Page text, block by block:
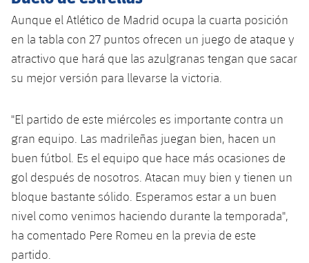
Servicios Médicos
Accesibilidad
Acreditaciones
Instalaciones
SUB8 A
SUB8 B
Fotos
Historia
Fotos
Infantil A
Infantil B
Calendario
Entradas
Resultados
Jugadors
Fotos
Palmarés
Calendario
Resultados
Jugadores
Clasificaciones
Base
plusicon
más
Juvenil
Cadete
Infantil
Campus Verano
Primer equipo
plusicon
más
Actualidad
Calendario
Entradas
Barça Atlètic
plusicon
más
Actualidad
Calendario
Base
plusicon
más
Actualidad
Campus Verano
Aunque el Atlético de Madrid ocupa la cuarta posición
en la tabla con 27 puntos ofrecen un juego de ataque y
atractivo que hará que las azulgranas tengan que sacar
su mejor versión para llevarse la victoria.
"El partido de este miércoles es importante contra un
gran equipo. Las madrileñas juegan bien, hacen un
buen fútbol. Es el equipo que hace más ocasiones de
gol después de nosotros. Atacan muy bien y tienen un
bloque bastante sólido. Esperamos estar a un buen
nivel como venimos haciendo durante la temporada",
ha comentado Pere Romeu en la previa de este
partido.